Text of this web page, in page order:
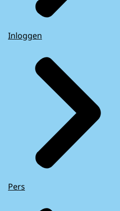
Inloggen
Pers